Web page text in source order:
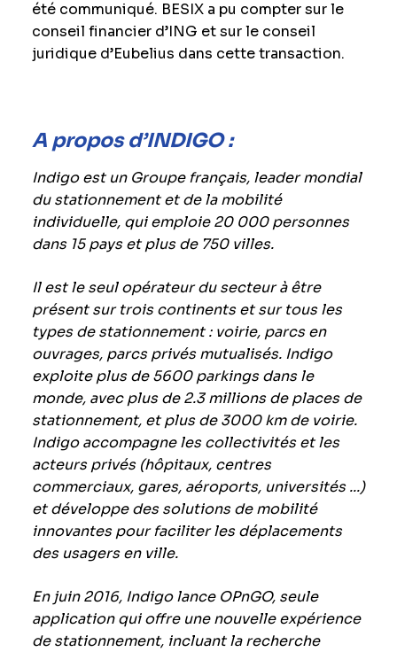
été communiqué. BESIX a pu compter sur le
conseil financier d’ING et sur le conseil
juridique d’Eubelius dans cette transaction.
A propos d’INDIGO :
Indigo est un Groupe français, leader mondial
du stationnement et de la mobilité
individuelle, qui emploie 20 000 personnes
dans 15 pays et plus de 750 villes.
Il est le seul opérateur du secteur à être
présent sur trois continents et sur tous les
types de stationnement : voirie, parcs en
ouvrages, parcs privés mutualisés. Indigo
exploite plus de 5600 parkings dans le
monde, avec plus de 2.3 millions de places de
stationnement, et plus de 3000 km de voirie.
Indigo accompagne les collectivités et les
acteurs privés (hôpitaux, centres
commerciaux, gares, aéroports, universités ...)
et développe des solutions de mobilité
innovantes pour faciliter les déplacements
des usagers en ville.
En juin 2016, Indigo lance OPnGO, seule
application qui offre une nouvelle expérience
de stationnement, incluant la recherche